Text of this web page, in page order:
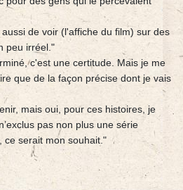
de voir (l'affiche du film) sur des
peu irréel."
c'est une certitude. Mais je me
que de la façon précise dont je vais
mais oui, pour ces histoires, je
pas non plus une série
ce serait mon souhait."